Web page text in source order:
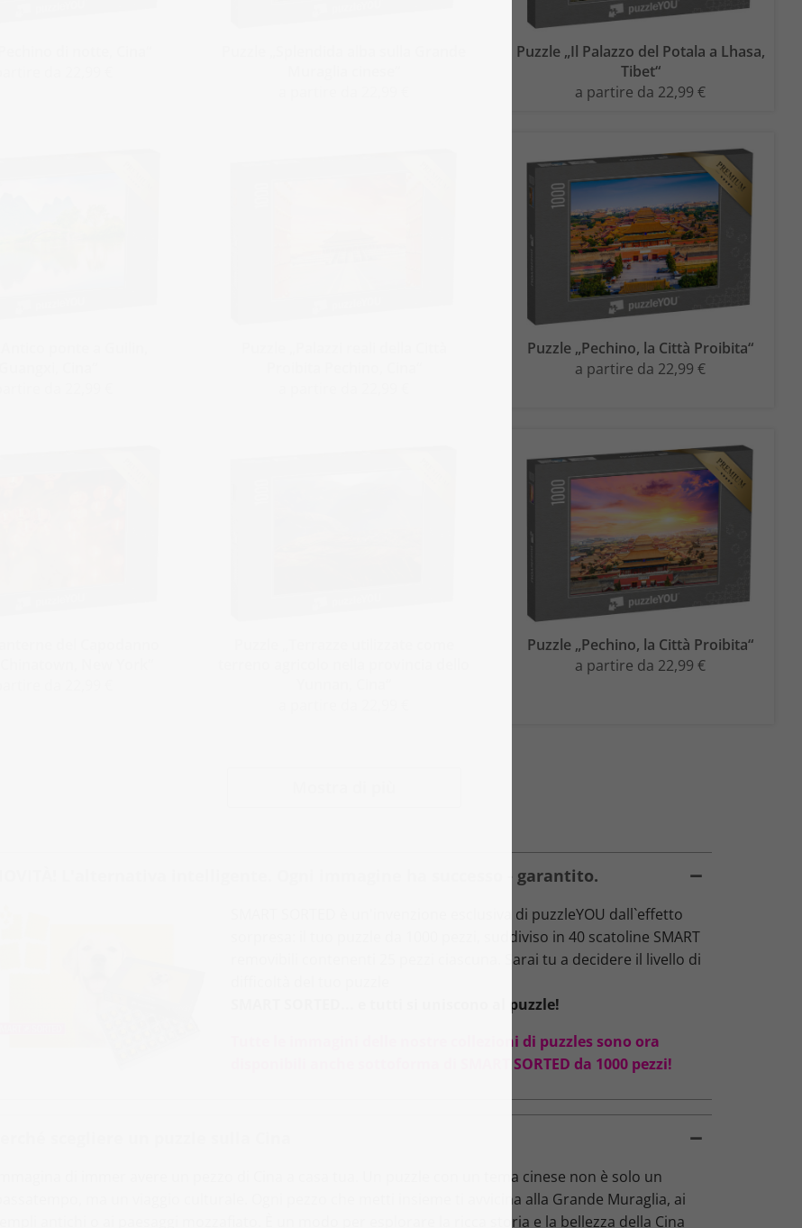
Puzzle „Il Palazzo del Potala a Lhasa,
Tibet“
a partire da 22,99 €
Puzzle „Pechino, la Città Proibita“
a partire da 22,99 €
Puzzle „Pechino, la Città Proibita“
a partire da 22,99 €
NOVITÀ! L'alternativa intelligente. Ogni immagine ha successo - garantito.
SMART SORTED è un'invenzione esclusiva di puzzleYOU dall`effetto
sorpresa: il tuo puzzle da 1000 pezzi, suddiviso in 40 scatoline SMART
removibili contenenti 25 pezzi ciascuna. Sarai tu a decidere il livello di
SMART SORTED... e tutti si uniscono al puzzle!
Tutte le immagini delle nostre collezioni di puzzles sono ora
disponibili anche sottoforma di SMART SORTED da 1000 pezzi!
Immagina di immer avere un pezzo di Cina a casa tua. Un puzzle con un tema cinese non è solo un
passatempo, ma un viaggio culturale. Ogni pezzo che metti insieme ti avvicina alla Grande Muraglia, ai
templi antichi o ai paesaggi mozzafiato. È un modo per esplorare la ricca storia e la bellezza della Cina